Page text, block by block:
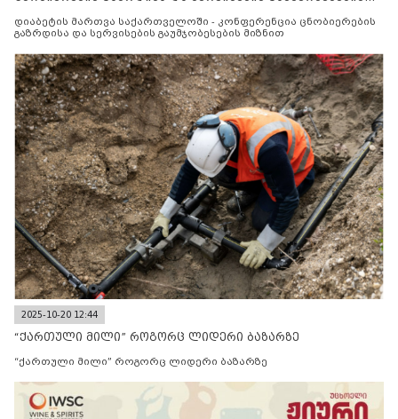
დიაბეტის მართვა საქართველოში - კონფერენცია ცნობიერების
გაზრდისა და სერვისების გაუმჯობესების მიზნით
2025-10-20 12:44
“ქართული მილი” როგორც ლიდერი ბაზარზე
“ქართული მილი” როგორც ლიდერი ბაზარზე